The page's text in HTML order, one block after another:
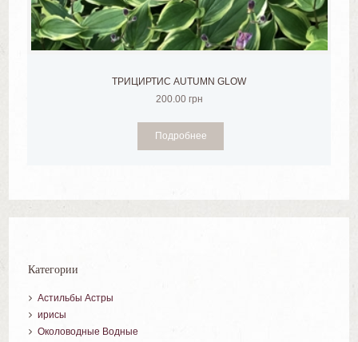
ТРИЦИРТИС AUTUMN GLOW
200.00 грн
Подробнее
Категории
Астильбы Астры
ирисы
Околоводные Водные